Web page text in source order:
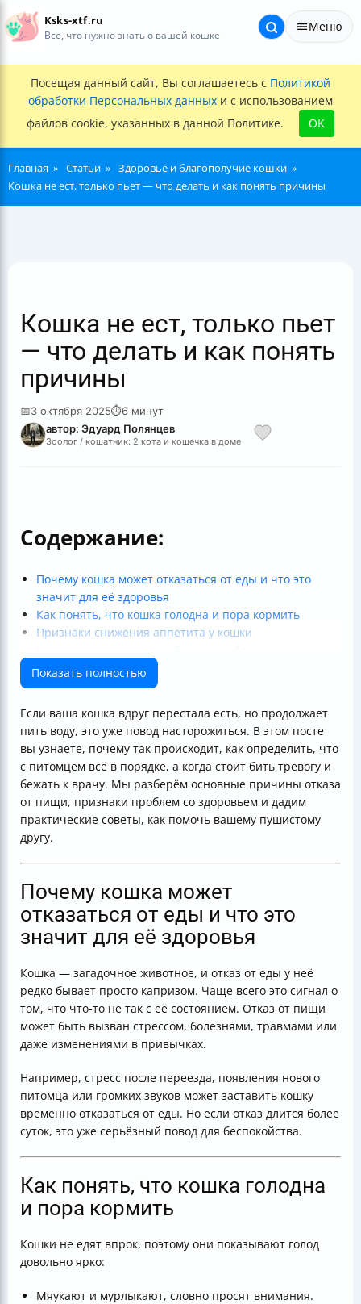
Ksks-xtf.ru
Все, что нужно знать о вашей кошке
Меню
Посещая данный сайт, Вы соглашаетесь с Политикой
обработки Персональных данных и с использованием
файлов cookie, указанных в данной Политике.
OK
Главная Статьи
Здоровье и благополучие кошки
Кошка не ест, только пьет — что делать и как понять причины
Кошка не ест, только пьет
— что делать и как понять
причины
📅3 октября 2025⏱6 минут
автор: Эдуард Полянцев
Зоолог / кошатник: 2 кота и кошечка в доме
Содержание:
Почему кошка может отказаться от еды и что это
значит для её здоровья
Как понять, что кошка голодна и пора кормить
Признаки снижения аппетита у кошки
обращаться к врачу
Основные причины отказа от пищи
внутренними органами
Когда срочно обращаться к врачу
Что делать, если кошка не ест, не пьет и выглядит
вялой
Как стимулировать аппетит у кошки
Почему старые кошки едят меньше и как отличить
норму от болезни
Особенности питания после стерилизации и других
операций
сохранить здоровье кошки
Таблица симптомов и действий при отказе от еды
Итог
Полезные ссылки
Показать полностью
Если ваша кошка вдруг перестала есть, но продолжает
пить воду, это уже повод насторожиться. В этом посте
вы узнаете, почему так происходит, как определить, что
с питомцем всё в порядке, а когда стоит бить тревогу и
бежать к врачу. Мы разберём основные причины отказа
от пищи, признаки проблем со здоровьем и дадим
практические советы, как помочь вашему пушистому
другу.
Почему кошка может
отказаться от еды и что это
значит для её здоровья
Кошка — загадочное животное, и отказ от еды у неё
редко бывает просто капризом. Чаще всего это сигнал о
том, что что-то не так с её состоянием. Отказ от пищи
может быть вызван стрессом, болезнями, травмами или
даже изменениями в привычках.
Например, стресс после переезда, появления нового
питомца или громких звуков может заставить кошку
временно отказаться от еды. Но если отказ длится более
суток, это уже серьёзный повод для беспокойства.
Как понять, что кошка голодна
и пора кормить
Кошки не едят впрок, поэтому они показывают голод
довольно ярко:
Мяукают и мурлыкают, словно просят внимания.